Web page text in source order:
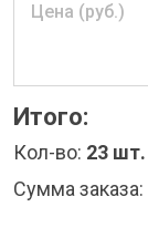
Цена (руб.)
Итого:
Кол-во: 23 шт.
Сумма заказа: